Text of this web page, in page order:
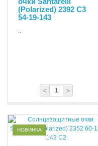
(Polarized) 2392 C3
54-19-143
..
< >
НОВИНКА